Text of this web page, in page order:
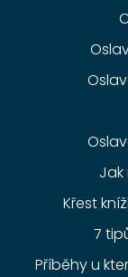
Jak
Křest
7
Příběhy u